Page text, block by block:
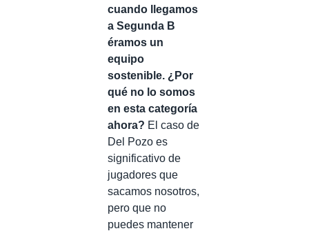
cuando llegamos
a Segunda B
éramos un
equipo
sostenible. ¿Por
qué no lo somos
en esta categoría
ahora? El caso de
Del Pozo es
significativo de
jugadores que
sacamos nosotros,
pero que no
puedes mantener